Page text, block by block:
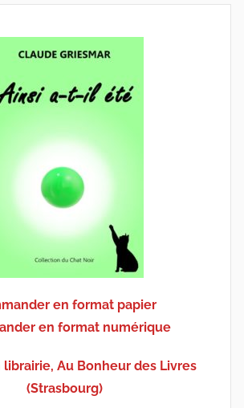
en format papier
en format numérique
Au Bonheur des Livres
(Strasbourg)